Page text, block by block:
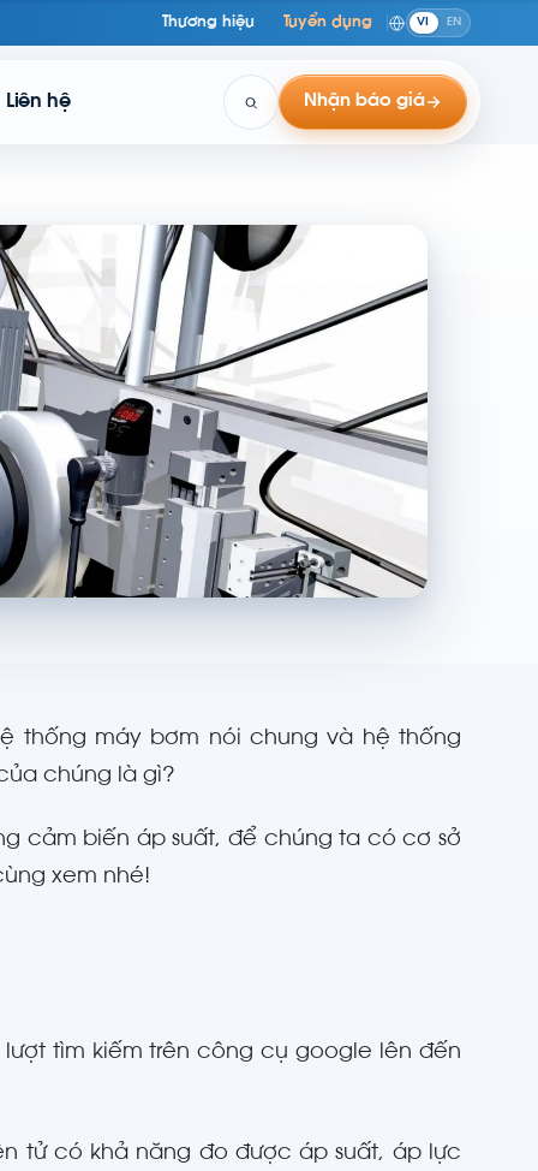
Thương hiệu Tuyển dụng VI EN
Liên hệ Nhận báo giá
thống máy bơm nói chung và hệ thống
chúng là gì?
cảm biến áp suất, để chúng ta có cơ sở
xem nhé!
tìm kiếm trên công cụ google lên đến
tử có khả năng đo được áp suất, áp lực